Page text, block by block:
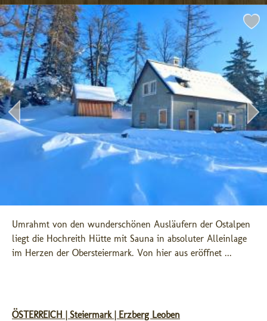
Umrahmt von den wunderschönen Ausläufern der Ostalpen
liegt die Hochreith Hütte mit Sauna in absoluter Alleinlage
im Herzen der Obersteiermark. Von hier aus eröffnet ...
ÖSTERREICH | Steiermark | Erzberg Leoben